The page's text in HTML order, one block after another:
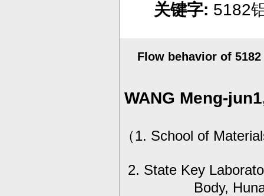
关键字: 5182
Flow behavior of
WANG Meng-
（1. School of
2. State Key
Body,